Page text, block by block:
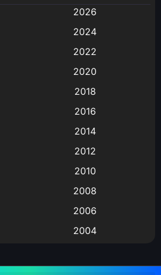
2026
2024
2022
2020
2018
2016
2014
2012
2010
2008
2006
2004